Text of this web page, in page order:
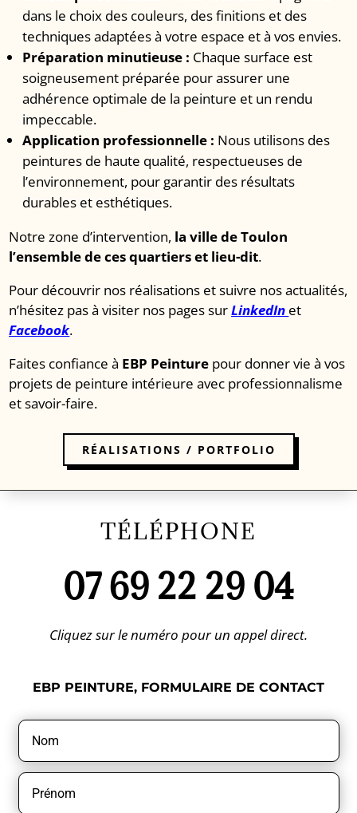
dans le choix des couleurs, des finitions et des
techniques adaptées à votre espace et à vos envies.
Préparation minutieuse : Chaque surface est
soigneusement préparée pour assurer une
adhérence optimale de la peinture et un rendu
impeccable.
Application professionnelle : Nous utilisons des
peintures de haute qualité, respectueuses de
l’environnement, pour garantir des résultats
durables et esthétiques.
Notre zone d’intervention, la ville de Toulon
l’ensemble de ces quartiers et lieu-dit.
Pour découvrir nos réalisations et suivre nos actualités,
n’hésitez pas à visiter nos pages surLinkedIn et
Facebook.
Faites confiance à EBP Peinture pour donner vie à vos
projets de peinture intérieure avec professionnalisme
et savoir-faire.
RÉALISATIONS / PORTFOLIO
TÉLÉPHONE
07 69 22 29 04
Cliquez sur le numéro pour un appel direct.
EBP PEINTURE, FORMULAIRE DE CONTACT